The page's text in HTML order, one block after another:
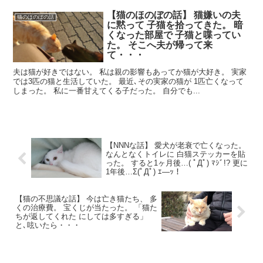
猫のほのぼの話
【猫のほのぼの話】 猫嫌いの夫
に黙って 子猫を拾ってきた。 暗
くなった部屋で 子猫と喋ってい
た。 そこへ夫が帰って来
て・・・
夫は猫が好きではない。 私は親の影響もあってか猫が大好き。 実家
では3匹の猫と生活していた。 最近､その実家の猫が 1匹亡くなって
しまった。 私に一番甘えてくる子だった。 自分でも...
【NNNな話】 愛犬が老衰で亡くなった。
なんとなくトイレに 白猫ステッカーを貼
った。 すると1ヶ月後…( ﾟДﾟ) ﾏｼﾞ!? 更に
1年後…Σ(ﾟДﾟ) ｴ―ｯ！
【猫の不思議な話】 今は亡き猫たち、 多
くの治療費。 宝くじが当たった。 「猫た
ちが返してくれた にしては多すぎる」
と､呟いたら・・・